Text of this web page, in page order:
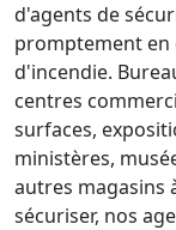
d'agents de
promptement en
d'incendie.
centres
surfaces,
ministères,
autres magasins
sécuriser, nos